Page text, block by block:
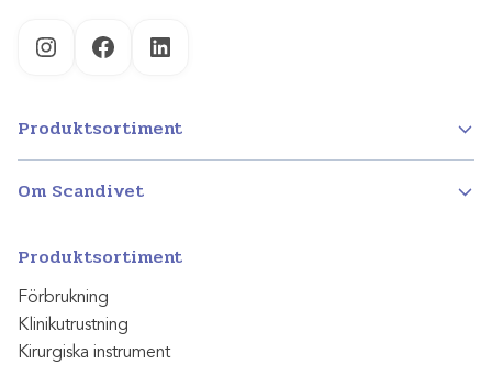
InstagramFacebookLinkedIn
Produktsortiment
Om Scandivet
Produktsortiment
Förbrukning
Klinikutrustning
Kirurgiska instrument